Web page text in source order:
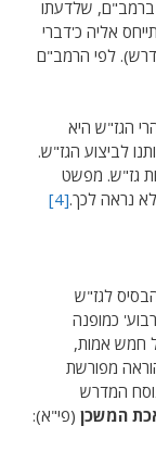
ברמב"ם, שלדעתו
אליה כ'דברי
לפי הרמב"ם
הגז"ש היא
לביצוע הגז"ש.
גז"ש. מפשט
נראה לכך.[4]
לגז"ש
כמופנה
חמש אמות,
מפורשת
המדרש
המשכן (פי"א):